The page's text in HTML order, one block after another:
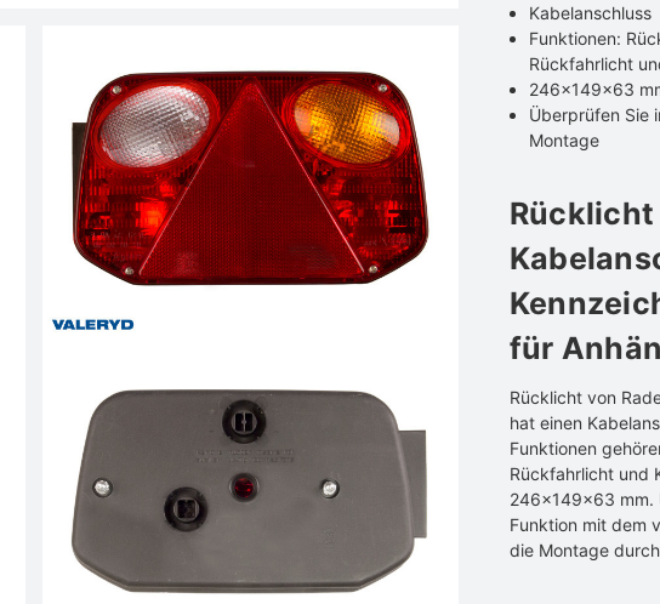
Kabelanschluss
Funktionen:
Rückfahrlicht
246x149x63
Überprüfen Sie
Montage
Rücklicht
für
Rücklicht von
hat einen
Funktionen
Rückfahrlicht und
246x149x63 mm.
Funktion mit dem
die Montage